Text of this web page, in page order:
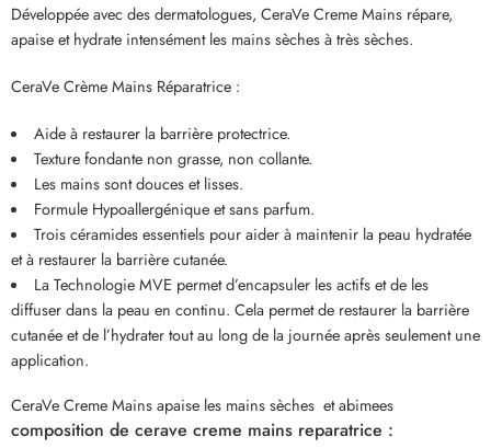
Développée avec des dermatologues, CeraVe Creme Mains répare,
apaise et hydrate intensément les mains sèches à très sèches.
CeraVe Crème Mains Réparatrice :
Aide à restaurer la barrière protectrice.
Texture fondante non grasse, non collante.
Les mains sont douces et lisses.
Formule Hypoallergénique et sans parfum.
Trois céramides essentiels pour aider à maintenir la peau hydratée
et à restaurer la barrière cutanée.
La Technologie MVE permet d’encapsuler les actifs et de les
diffuser dans la peau en continu. Cela permet de restaurer la barrière
cutanée et de l’hydrater tout au long de la journée après seulement une
application.
CeraVe Creme Mains apaise les mains sèches et abimees
composition de cerave creme mains reparatrice :